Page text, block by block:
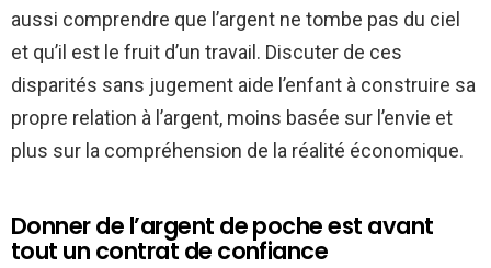
aussi comprendre que l’argent ne tombe pas du ciel
et qu’il est le fruit d’un travail. Discuter de ces
disparités sans jugement aide l’enfant à construire sa
propre relation à l’argent, moins basée sur l’envie et
plus sur la compréhension de la réalité économique.
Donner de l’argent de poche est avant
tout un contrat de confiance